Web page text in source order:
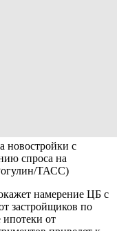
новостройки с
спроса на
ТАСС)
намерение ЦБ с
застройщиков по
ипотеки от